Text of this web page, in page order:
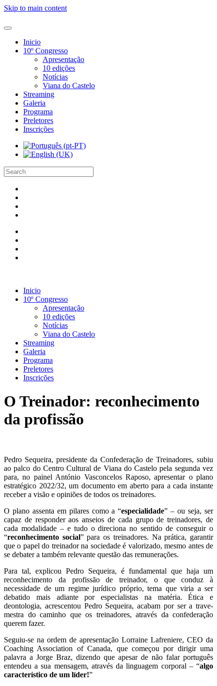
Skip to main content
Inicio
10º Congresso
Apresentação
10 edições
Notícias
Viana do Castelo
Streaming
Galeria
Programa
Preletores
Inscrições
Inicio
10º Congresso
Apresentação
10 edições
Notícias
Viana do Castelo
Streaming
Galeria
Programa
Preletores
Inscrições
O Treinador: reconhecimento
da profissão
Pedro Sequeira, presidente da Confederação de Treinadores, subiu
ao palco do Centro Cultural de Viana do Castelo pela segunda vez
para, no painel António Vasconcelos Raposo, apresentar o plano
estratégico 2022/32, um documento em aberto para a cada instante
receber a visão e opiniões de todos os treinadores.
O plano assenta em pilares como a “especialidade” – ou seja, ser
capaz de responder aos anseios de cada grupo de treinadores, de
cada modalidade – e tudo o direciona no sentido de conseguir o
“reconhecimento social” para os treinadores. Na prática, garantir
que o papel do treinador na sociedade é valorizado, mesmo antes de
se debater a também relevante questão das remunerações.
Para tal, explicou Pedro Sequeira, é fundamental que haja um
reconhecimento da profissão de treinador, o que conduz à
necessidade de um regime jurídico próprio, tema que viria a ser
debatido mais adiante por especialistas na matéria. Ética e
deontologia, acrescentou Pedro Sequeira, acabam por ser a trave-
mestra do caminho que os treinadores, através da confederação
querem fazer.
Seguiu-se na ordem de apresentação Lorraine Lafreniere, CEO da
Coaching Association of Canada, que começou por dirigir uma
palavra a Jorge Braz, dizendo que apesar de não falar português
entendeu a sua mensagem, através da linguagem corporal – “algo
característico de um líder!”